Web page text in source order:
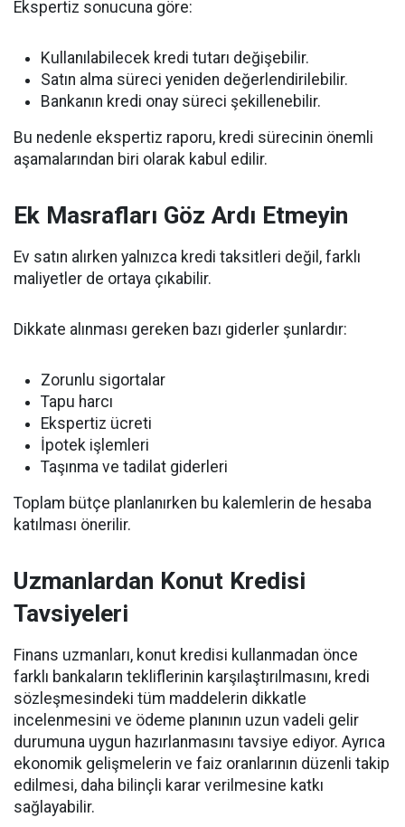
Ekspertiz sonucuna göre:
Kullanılabilecek kredi tutarı değişebilir.
Satın alma süreci yeniden değerlendirilebilir.
Bankanın kredi onay süreci şekillenebilir.
Bu nedenle ekspertiz raporu, kredi sürecinin önemli
aşamalarından biri olarak kabul edilir.
Ek Masrafları Göz Ardı Etmeyin
Ev satın alırken yalnızca kredi taksitleri değil, farklı
maliyetler de ortaya çıkabilir.
Dikkate alınması gereken bazı giderler şunlardır:
Zorunlu sigortalar
Tapu harcı
Ekspertiz ücreti
İpotek işlemleri
Taşınma ve tadilat giderleri
Toplam bütçe planlanırken bu kalemlerin de hesaba
katılması önerilir.
Uzmanlardan Konut Kredisi
Tavsiyeleri
Finans uzmanları, konut kredisi kullanmadan önce
farklı bankaların tekliflerinin karşılaştırılmasını, kredi
sözleşmesindeki tüm maddelerin dikkatle
incelenmesini ve ödeme planının uzun vadeli gelir
durumuna uygun hazırlanmasını tavsiye ediyor. Ayrıca
ekonomik gelişmelerin ve faiz oranlarının düzenli takip
edilmesi, daha bilinçli karar verilmesine katkı
sağlayabilir.